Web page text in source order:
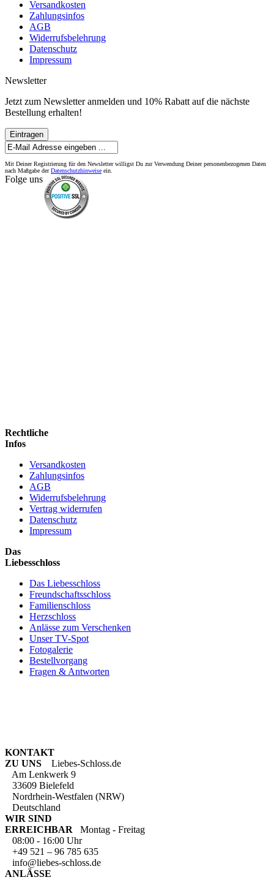
Versandkosten
Zahlungsinfos
AGB
Widerrufsbelehrung
Datenschutz
Impressum
Newsletter
Jetzt zum Newsletter anmelden und 10% Rabatt auf die nächste
Bestellung erhalten!
Eintragen
Mit Deiner Registrierung für den Newsletter willigst Du zur Verwendung Deiner personenbezogenen Daten
nach Maßgabe derDatenschutzhinweise ein.
Folge uns
Rechtliche
Infos
Versandkosten
Zahlungsinfos
AGB
Widerrufsbelehrung
Vertrag widerrufen
Datenschutz
Impressum
Das
Liebesschloss
Das Liebesschloss
Freundschaftsschloss
Familienschloss
Herzschloss
Anlässe zum Verschenken
Unser TV-Spot
Fotogalerie
Bestellvorgang
Fragen & Antworten
KONTAKT
ZU UNS
Liebes-Schloss.de
Am Lenkwerk 9
33609 Bielefeld
Nordrhein-Westfalen (NRW)
Deutschland
WIR SIND
ERREICHBAR
Montag - Freitag
08:00 - 16:00 Uhr
+49 521 – 96 785 635
info@liebes-schloss.de
ANLÄSSE